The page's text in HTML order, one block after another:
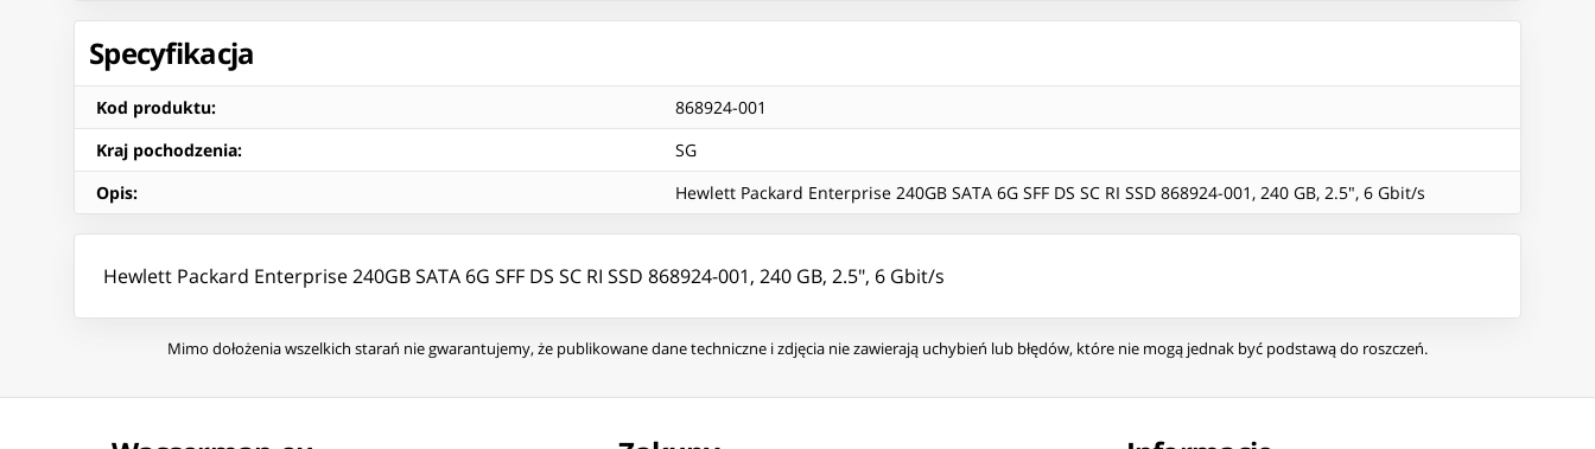
Specyfikacja
Kod produktu:
868924-001
Kraj pochodzenia:
SG
Opis: Hewlett Packard Enterprise 240GB SATA 6G SFF DS SC RI SSD 868924-001, 240 GB, 2.5", 6 Gbit/s
Hewlett Packard Enterprise 240GB SATA 6G SFF DS SC RI SSD 868924-001, 240 GB, 2.5", 6 Gbit/s
Mimo dołożenia wszelkich starań nie gwarantujemy, że publikowane dane techniczne i zdjęcia nie zawierają uchybień lub błędów, które nie mogą jednak być podstawą do roszczeń.